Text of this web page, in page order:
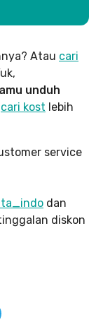
Atau cari
unduh
cari kost lebih
service
dan
diskon